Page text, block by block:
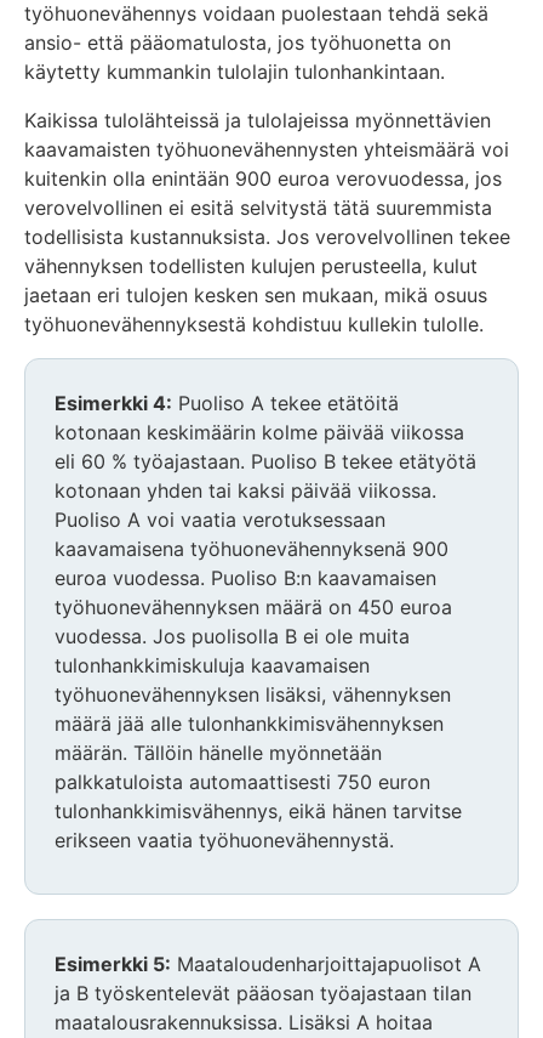
työhuonevähennys voidaan puolestaan tehdä sekä
ansio- että pääomatulosta, jos työhuonetta on
käytetty kummankin tulolajin tulonhankintaan.
Kaikissa tulolähteissä ja tulolajeissa myönnettävien
kaavamaisten työhuonevähennysten yhteismäärä voi
kuitenkin olla enintään 900 euroa verovuodessa, jos
verovelvollinen ei esitä selvitystä tätä suuremmista
todellisista kustannuksista. Jos verovelvollinen tekee
vähennyksen todellisten kulujen perusteella, kulut
jaetaan eri tulojen kesken sen mukaan, mikä osuus
työhuonevähennyksestä kohdistuu kullekin tulolle.
Esimerkki 4: Puoliso A tekee etätöitä
kotonaan keskimäärin kolme päivää viikossa
eli 60 % työajastaan. Puoliso B tekee etätyötä
kotonaan yhden tai kaksi päivää viikossa.
Puoliso A voi vaatia verotuksessaan
kaavamaisena työhuonevähennyksenä 900
euroa vuodessa. Puoliso B:n kaavamaisen
työhuonevähennyksen määrä on 450 euroa
vuodessa. Jos puolisolla B ei ole muita
tulonhankkimiskuluja kaavamaisen
työhuonevähennyksen lisäksi, vähennyksen
määrä jää alle tulonhankkimisvähennyksen
määrän. Tällöin hänelle myönnetään
palkkatuloista automaattisesti 750 euron
tulonhankkimisvähennys, eikä hänen tarvitse
erikseen vaatia työhuonevähennystä.
Esimerkki 5: Maataloudenharjoittajapuolisot A
ja B työskentelevät pääosan työajastaan tilan
maatalousrakennuksissa. Lisäksi A hoitaa